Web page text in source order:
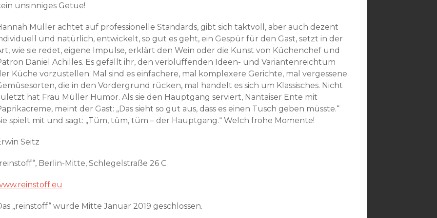
unsinniges Getue!
Müller achtet auf professionelle Standards, gibt sich taktvoll, aber auch dezent
und natürlich, entwickelt, so gut es geht, ein Gespür für den Gast, setzt in der
wie sie redet, eigene Impulse, erklärt den Wein oder die Kunst von Küchenchef und
Daniel Achilles. Es gefällt ihr, den verblüffenden Ideen- und Variantenreichtum
Küche vorzustellen. Mal sind es einfachere, mal komplexere Gerichte, mal vergessene
die in den Vordergrund rücken, mal handelt es sich um Klassisches. Nicht
hat Frau Müller Humor. Als sie den Hauptgang serviert, Nantaiser Ente mit
meint der Gast: „Das sieht so gut aus, dass es einen Tusch geben müsste.“
spielt mit und sagt: „Tüm, tüm, tüm – der Hauptgang.“ Welch frohe Momente!
Seitz
Berlin-Mitte, Schlegelstraße 26 C
„reinstoff“ wurde Mitte Januar 2019 geschlossen.